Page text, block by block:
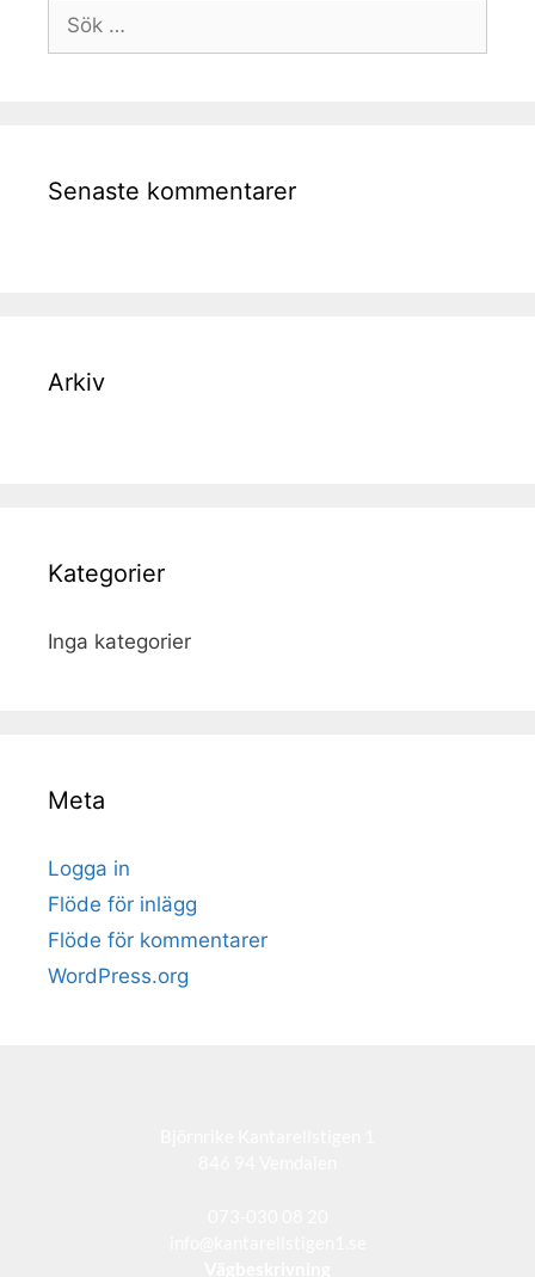
Senaste kommentarer
Arkiv
Kategorier
Inga kategorier
Meta
Logga in
Flöde för inlägg
Flöde för kommentarer
WordPress.org